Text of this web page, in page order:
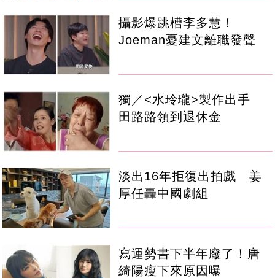
攝影爆跳槽李多慧！
Joeman憂建文離職發聲
獨／<水玲瓏>製作出手
田路路領到退休金
淡出16年拒復出拍戲 姜
厚任轟中國劇組
寫運勢書下半年廢了！唐
綺陽瘦下來原因曝